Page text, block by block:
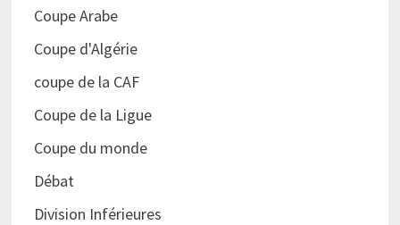
Coupe Arabe
Coupe d'Algérie
coupe de la CAF
Coupe de la Ligue
Coupe du monde
Débat
Division Inférieures